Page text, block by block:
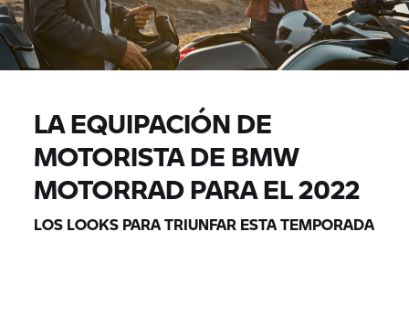
LA EQUIPACIÓN DE
MOTORISTA DE BMW
MOTORRAD PARA EL 2022
LOS LOOKS PARA TRIUNFAR ESTA TEMPORADA